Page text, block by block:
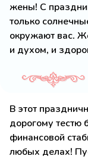
жены! С
только
окружают вас.
и духом, и
В этот
дорогому тестю
финансовой
любых делах!